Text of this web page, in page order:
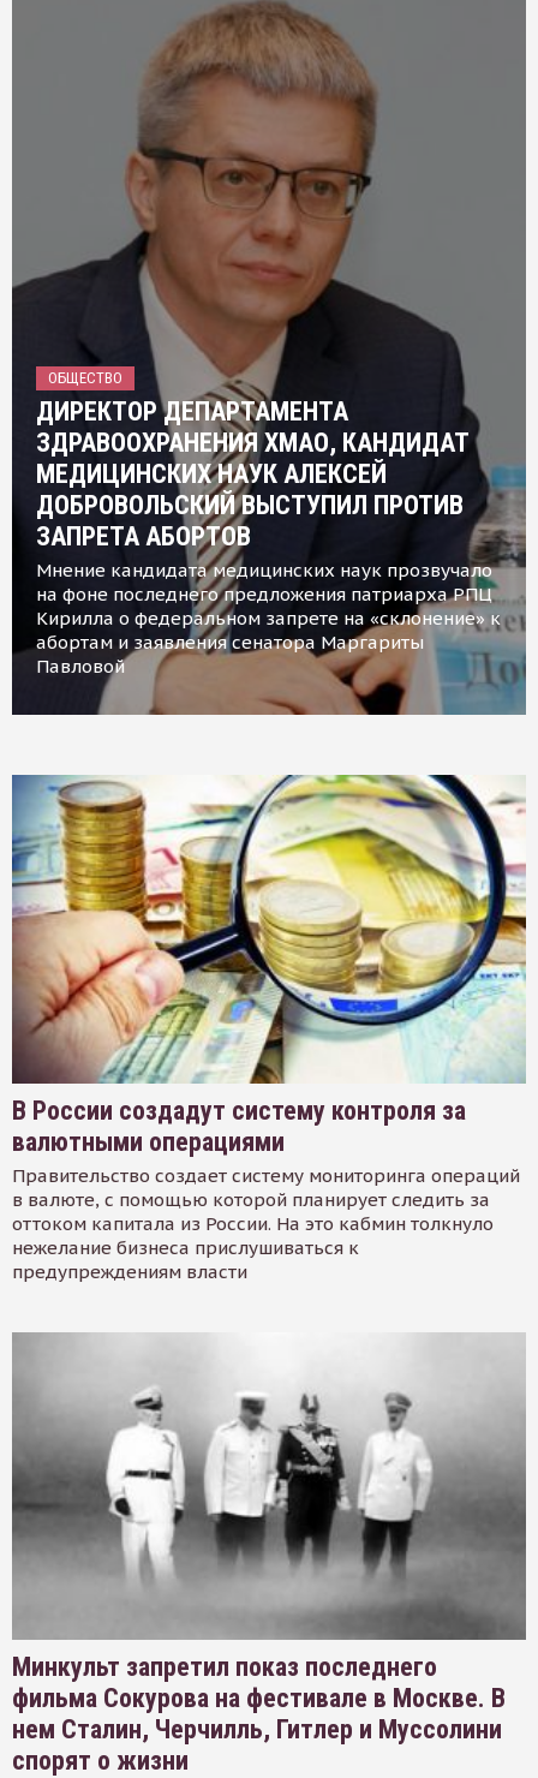
ОБЩЕСТВО
ДИРЕКТОР ДЕПАРТАМЕНТА
ЗДРАВООХРАНЕНИЯ ХМАО, КАНДИДАТ
МЕДИЦИНСКИХ НАУК АЛЕКСЕЙ
ДОБРОВОЛЬСКИЙ ВЫСТУПИЛ ПРОТИВ
ЗАПРЕТА АБОРТОВ
Мнение кандидата медицинских наук прозвучало
на фоне последнего предложения патриарха РПЦ
Кирилла о федеральном запрете на «склонение» к
абортам и заявления сенатора Маргариты
Павловой
В России создадут систему контроля за
валютными операциями
Правительство создает систему мониторинга операций
в валюте, с помощью которой планирует следить за
оттоком капитала из России. На это кабмин толкнуло
нежелание бизнеса прислушиваться к
предупреждениям власти
Минкульт запретил показ последнего
фильма Сокурова на фестивале в Москве. В
нем Сталин, Черчилль, Гитлер и Муссолини
спорят о жизни